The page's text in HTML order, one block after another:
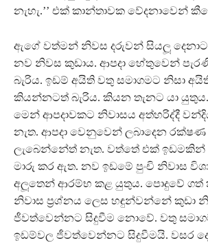
නැහැ.’’ එක් කාන්තාවක වේදනාවෙන්
ඇගේ වත්මන් නිවස දරුවන් සියලූ
නව නිවස කුඩාය. ආපදා හේතුවෙන්
බැරිය. ඉඩම් අයිති වතු සමාගමට නිසා
කියන්නටත් බැරිය. කියන තැනට යා
මෙන් ආපදාවකට නිවාසය අත්හරිද්දී
නැත. ආපදා වෙනුවෙන් ලබාදෙන රක්ෂණ
ලැබෙන්නේත් නැත. වත්තේ එක්
මාරු කර ඇත. නව ඉඩමේ පුංචි නිවාස
අලූ‍තෙන් ආරම්භ කළ යුතුය. පොදුවේ ගත්
නිවාස ප‍්‍රශ්නය ලෙස හඳුන්වන්නේ කුඩා
ජීවත්වෙන්නට සිදුවීම නොවේ. වතු
ඉඩම්වල ජීවත්වෙන්නට සිදුවීමයි. වසර